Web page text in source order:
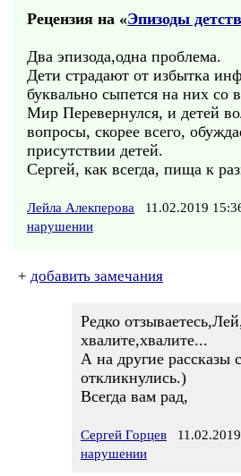
Рецензия на «Эпизоды
Два эпизода,одна проблема.
Дети страдают от избытка
буквально сыпется на них со
Мир Перевернулся, и детей
вопросы, скорее всего,
присутствии детей.
Сергей, как всегда, пища к
Лейла Алекперова 11.02.2019
нарушении
+ добавить замечания
Редко
хвалите,хвалите...
А на другие рассказы
откликнулись.)
Всегда вам рад,
Сергей Горцев
нарушении